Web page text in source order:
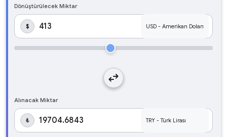
Dönüştürülecek Miktar
$
swap_horiz
Alınacak Miktar
₺